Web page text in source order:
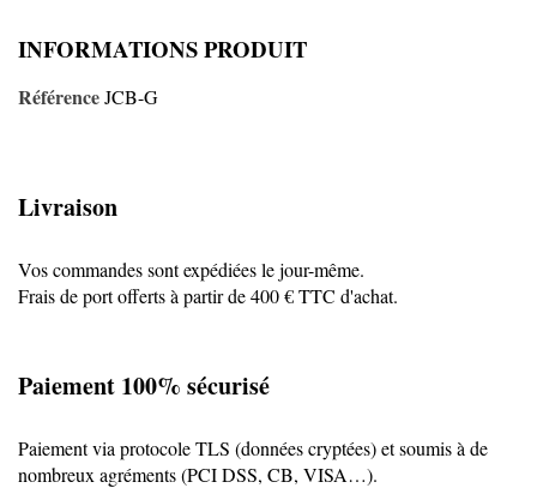
INFORMATIONS PRODUIT
RéférenceJCB-G
Livraison
Vos commandes sont expédiées le jour-même.
Frais de port offerts à partir de 400 € TTC d'achat.
Paiement 100% sécurisé
Paiement via protocole TLS (données cryptées) et soumis à de
nombreux agréments (PCI DSS, CB, VISA…).